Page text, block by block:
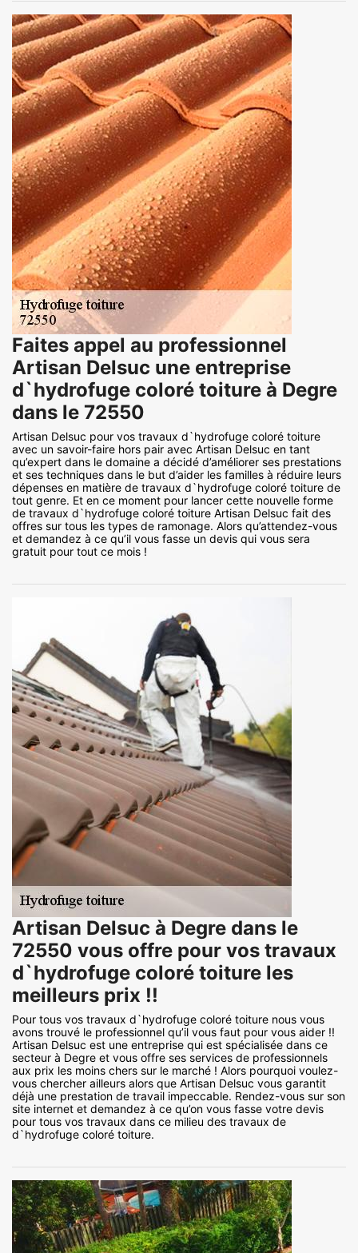
Faites appel au professionnel
Artisan Delsuc une entreprise
d`hydrofuge coloré toiture à Degre
dans le 72550
Artisan Delsuc pour vos travaux d`hydrofuge coloré toiture
avec un savoir-faire hors pair avec Artisan Delsuc en tant
qu’expert dans le domaine a décidé d’améliorer ses prestations
et ses techniques dans le but d’aider les familles à réduire leurs
dépenses en matière de travaux d`hydrofuge coloré toiture de
tout genre. Et en ce moment pour lancer cette nouvelle forme
de travaux d`hydrofuge coloré toiture Artisan Delsuc fait des
offres sur tous les types de ramonage. Alors qu’attendez-vous
et demandez à ce qu’il vous fasse un devis qui vous sera
gratuit pour tout ce mois !
Artisan Delsuc à Degre dans le
72550 vous offre pour vos travaux
d`hydrofuge coloré toiture les
meilleurs prix !!
Pour tous vos travaux d`hydrofuge coloré toiture nous vous
avons trouvé le professionnel qu’il vous faut pour vous aider !!
Artisan Delsuc est une entreprise qui est spécialisée dans ce
secteur à Degre et vous offre ses services de professionnels
aux prix les moins chers sur le marché ! Alors pourquoi voulez-
vous chercher ailleurs alors que Artisan Delsuc vous garantit
déjà une prestation de travail impeccable. Rendez-vous sur son
site internet et demandez à ce qu’on vous fasse votre devis
pour tous vos travaux dans ce milieu des travaux de
d`hydrofuge coloré toiture.